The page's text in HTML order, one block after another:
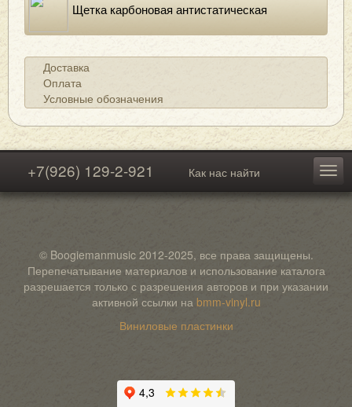
Щетка карбоновая антистатическая
Доставка
Оплата
Условные обозначения
+7(926) 129-2-921 Как нас найти
© Boogiemanmusic 2012-2025, все права защищены.
Перепечатывание материалов и использование каталога
разрешается только с разрешения авторов и при указании
активной ссылки на bmm-vinyl.ru
Виниловые пластинки